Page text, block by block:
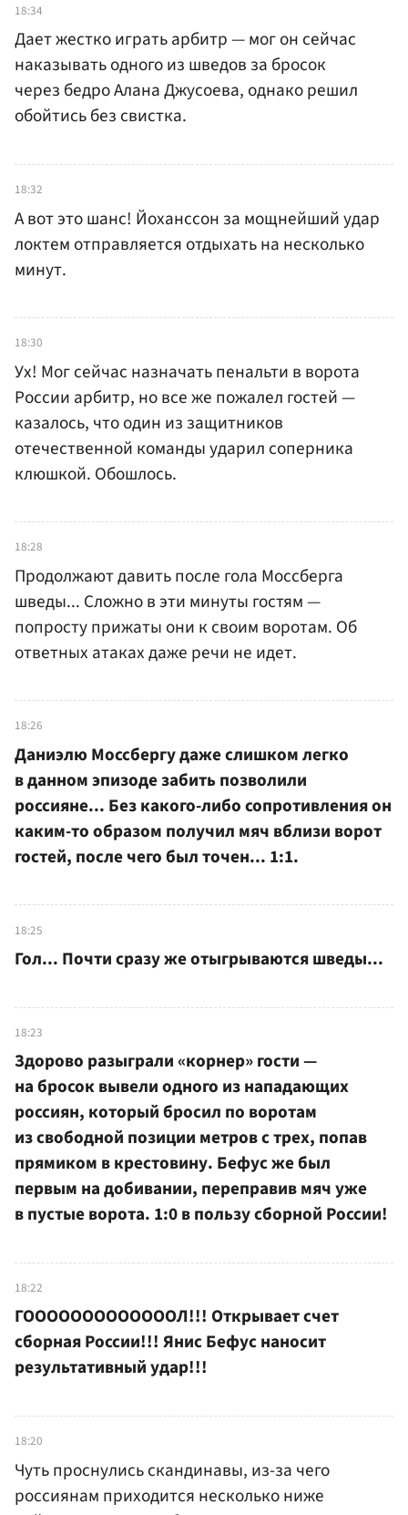
18:34
Дает жестко играть арбитр — мог он сейчас
наказывать одного из шведов за бросок
через бедро Алана Джусоева, однако решил
обойтись без свистка.
18:32
А вот это шанс! Йоханссон за мощнейший удар
локтем отправляется отдыхать на несколько
минут.
18:30
Ух! Мог сейчас назначать пенальти в ворота
России арбитр, но все же пожалел гостей —
казалось, что один из защитников
отечественной команды ударил соперника
клюшкой. Обошлось.
18:28
Продолжают давить после гола Моссберга
шведы... Сложно в эти минуты гостям —
попросту прижаты они к своим воротам. Об
ответных атаках даже речи не идет.
18:26
Даниэлю Моссбергу даже слишком легко
в данном эпизоде забить позволили
россияне... Без какого-либо сопротивления он
каким-то образом получил мяч вблизи ворот
гостей, после чего был точен... 1:1.
18:25
Гол... Почти сразу же отыгрываются шведы...
18:23
Здорово разыграли «корнер» гости —
на бросок вывели одного из нападающих
россиян, который бросил по воротам
из свободной позиции метров с трех, попав
прямиком в крестовину. Бефус же был
первым на добивании, переправив мяч уже
в пустые ворота. 1:0 в пользу сборной России!
18:22
ГОООООООООООООЛ!!! Открывает счет
сборная России!!! Янис Бефус наносит
результативный удар!!!
18:20
Чуть проснулись скандинавы, из-за чего
россиянам приходится несколько ниже